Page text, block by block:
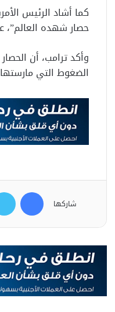
كما أشاد الرئيس
حصار شهده
وأكد ترامب، أن
الضغوط التي مارستها
شاركها